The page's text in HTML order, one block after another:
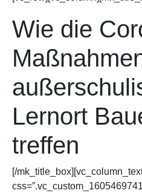
Wie die
Lernort
treffen
[/